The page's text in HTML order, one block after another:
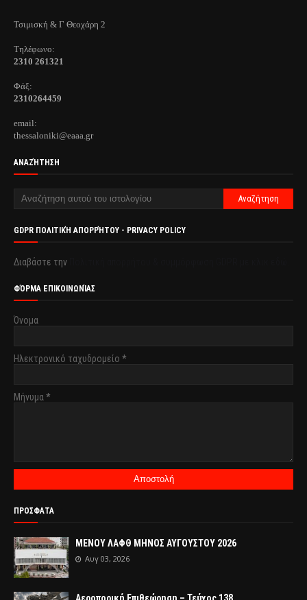
Τσιμισκή & Γ Θεοχάρη 2
Τηλέφωνo:
2310 261321
Φάξ:
2310264459
email:
thessaloniki@eaaa.gr
ΑΝΑΖΉΤΗΣΗ
GDPR ΠΟΛΙΤΙΚΉ ΑΠΟΡΡΉΤΟΥ - PRIVACY POLICY
Διαβάστε την
ΦΌΡΜΑ ΕΠΙΚΟΙΝΩΝΊΑΣ
Όνομα
Ηλεκτρονικό ταχυδρομείο *
Μήνυμα *
ΠΡΟΣΦΑΤΑ
ΜΕΝΟΥ ΛΑΦΘ ΜΗΝΟΣ ΑΥΓΟΥΣΤΟΥ 2026
Αυγ 03, 2026
Αεροπορική Επιθεώρηση – Τεύχος 138